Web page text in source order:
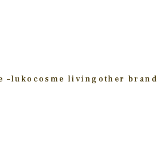
–luko cosme living other brand